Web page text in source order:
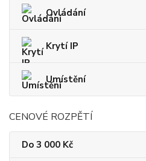
Ovládání
Krytí IP
Umístění
CENOVÉ ROZPĚTÍ
Do 3 000 Kč